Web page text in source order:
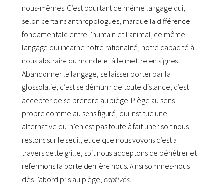
nous-mêmes. C’est pourtant ce même langage qui,
selon certains anthropologues, marque la différence
fondamentale entre l’humain et l’animal, ce même
langage qui incarne notre rationalité, notre capacité à
nous abstraire du monde et à le mettre en signes.
Abandonner le langage, se laisser porter par la
glossolalie, c’est se démunir de toute distance, c’est
accepter de se prendre au piège. Piège au sens
propre comme au sens figuré, qui institue une
alternative qui n’en est pas toute à fait une : soit nous
restons sur le seuil, et ce que nous voyons c’est à
travers cette grille, soit nous acceptons de pénétrer et
refermons la porte derrière nous. Ainsi sommes-nous
dès l’abord pris au piège, captivés.